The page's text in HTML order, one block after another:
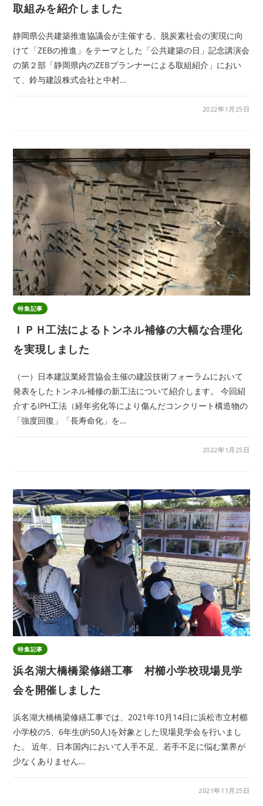
取組みを紹介しました
静岡県公共建築推進協議会が主催する、脱炭素社会の実現に向
けて「ZEBの推進」をテーマとした「公共建築の日」記念講演会
の第２部「静岡県内のZEBプランナーによる取組紹介」におい
て、鈴与建設株式会社と中村…
2022年1月25日
特集記事
ＩＰＨ工法によるトンネル補修の大幅な合理化
を実現しました
（一）日本建設業経営協会主催の建設技術フォーラムにおいて
発表をしたトンネル補修の新工法について紹介します。 今回紹
介するIPH工法（経年劣化等により傷んだコンクリート構造物の
「強度回復」「長寿命化」を…
2022年1月25日
特集記事
浜名湖大橋橋梁修繕工事 村櫛小学校現場見学
会を開催しました
浜名湖大橋橋梁修繕工事では、2021年10月14日に浜松市立村櫛
小学校の5、6年生(約50人)を対象とした現場見学会を行いまし
た。 近年、日本国内において人手不足、若手不足に悩む業界が
少なくありません…
2021年11月25日